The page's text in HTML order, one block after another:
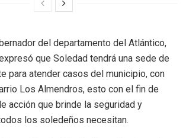
del departamento del Atlántico,
que Soledad tendrá una sede de
para atender casos del municipio, con
Los Almendros, esto con el fin de
acción que brinde la seguridad y
los soledeños necesitan.